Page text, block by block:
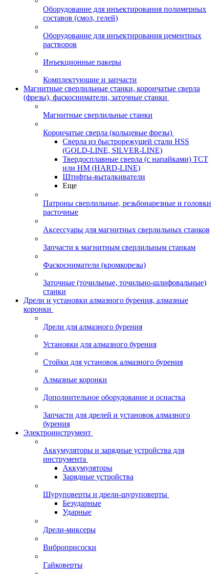
Оборудование для инъектирования полимерных
составов (смол, гелей)
Оборудование для инъектирования цементных
растворов
Инъекционные пакеры
Комплектующие и запчасти
Магнитные сверлильные станки, корончатые сверла
(фрезы), фаскосниматели, заточные станки
Магнитные сверлильные станки
Корончатые сверла (кольцевые фрезы)
Сверла из быстрорежущей стали HSS
(GOLD-LINE, SILVER-LINE)
Твердосплавные сверла (с напайками) ТСТ
или HM (HARD-LINE)
Штифты-выталкиватели
Еще
Патроны сверлильные, резьбонарезные и головки
расточные
Аксессуары для магнитных сверлильных станков
Запчасти к магнитным сверлильным станкам
Фаскосниматели (кромкорезы)
Заточные (точильные, точильно-шлифовальные)
станки
Дрели и установки алмазного бурения, алмазные
коронки
Дрели для алмазного бурения
Установки для алмазного бурения
Стойки для установок алмазного бурения
Алмазные коронки
Дополнительное оборудование и оснастка
Запчасти для дрелей и установок алмазного
бурения
Электроинструмент
Аккумуляторы и зарядные устройства для
инструмента
Аккумуляторы
Зарядные устройства
Шуруповерты и дрели-шуруповерты
Безударные
Ударные
Дрели-миксеры
Виброприсоски
Гайковерты